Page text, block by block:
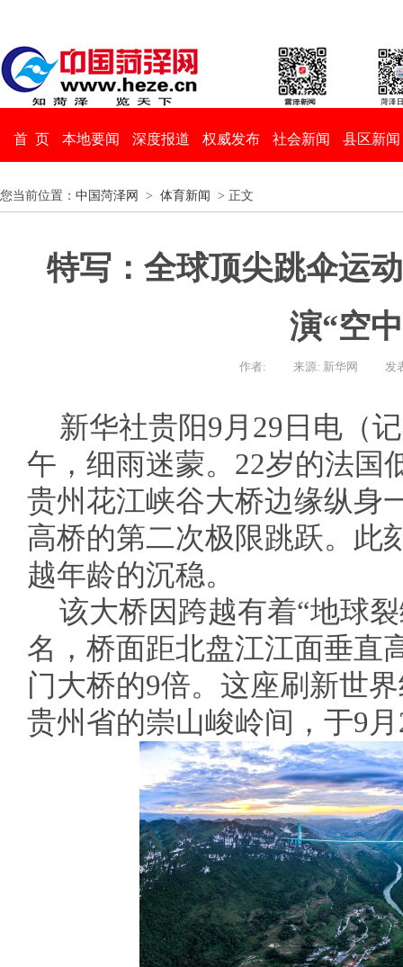
首 页 本地要闻 深度报道 权威发布 社会新闻 县区新闻
您当前位置： 中国菏泽网 > 体育新闻 > 正文
特写：全球顶尖跳伞运
演“空
作者: 来源: 新华网 发
新华社贵阳9月29日电（
午，细雨迷蒙。22岁的法国
贵州花江峡谷大桥边缘纵身
高桥的第二次极限跳跃。此
越年龄的沉稳。
该大桥因跨越有着“地球
名，桥面距北盘江江面垂直
门大桥的9倍。这座刷新世
贵州省的崇山峻岭间，于9